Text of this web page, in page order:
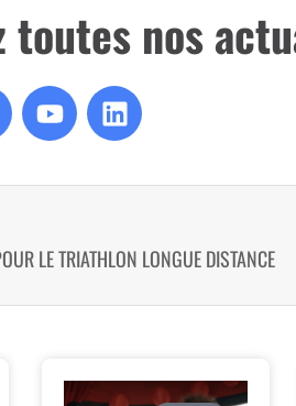
toutes nos
LE TRIATHLON LONGUE DISTANCE